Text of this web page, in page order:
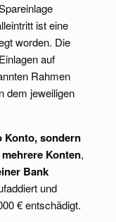
ist eine
worden. Die
auf
Rahmen
dem jeweiligen
Konto, sondern
Konten,
Bank
und
€ entschädigt.